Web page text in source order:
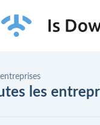
entreprises
les